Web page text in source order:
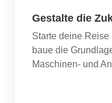
Gestalte die
Starte deine
baue die
Maschinen- und